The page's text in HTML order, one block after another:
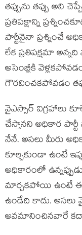
తప్పును తప్పు అని
ప్రతిపక్షాన్ని
పార్టీనైనా ప్రశ్నించే
లేక ప్రతిపక్షమా
అసెంబ్లీకి
గౌరవించకపోవడం
వైఎస్సార్ విగ్రహాలు
చేస్తానని అధికార పార్టీ
నేనే. అసలు మీరు
కూల్చకుండా ఉంటే
అధికారంలో
మార్చకపోయి ఉంటే
ఉండేది కాదు.
అవమానించినవారే కదా